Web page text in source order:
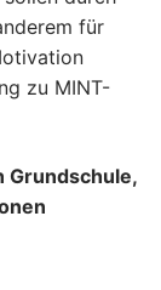
für
zu MINT-
Grundschule,